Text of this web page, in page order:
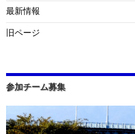
最新情報
旧ページ
参加チーム募集